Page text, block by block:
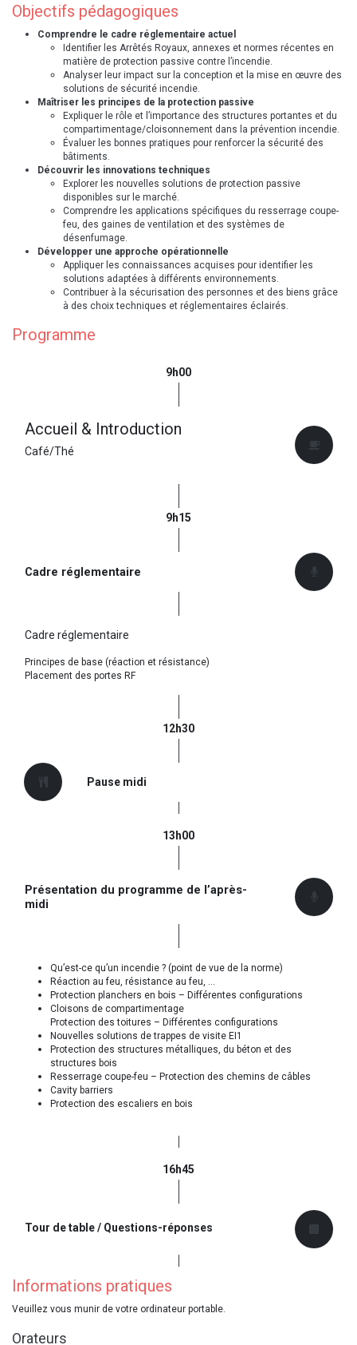
Objectifs pédagogiques
Comprendre le cadre réglementaire actuel
Identifier les Arrêtés Royaux, annexes et normes récentes en
matière de protection passive contre l’incendie.
Analyser leur impact sur la conception et la mise en œuvre des
solutions de sécurité incendie.
Maîtriser les principes de la protection passive
Expliquer le rôle et l’importance des structures portantes et du
compartimentage/cloisonnement dans la prévention incendie.
Évaluer les bonnes pratiques pour renforcer la sécurité des
bâtiments.
Découvrir les innovations techniques
Explorer les nouvelles solutions de protection passive
disponibles sur le marché.
Comprendre les applications spécifiques du resserrage coupe-
feu, des gaines de ventilation et des systèmes de
désenfumage.
Développer une approche opérationnelle
Appliquer les connaissances acquises pour identifier les
solutions adaptées à différents environnements.
Contribuer à la sécurisation des personnes et des biens grâce
à des choix techniques et réglementaires éclairés.
Programme
9h00
Accueil & Introduction
Café/Thé
9h15
Cadre réglementaire
Cadre réglementaire
Principes de base (réaction et résistance)
Placement des portes RF
12h30
Pause midi
13h00
Présentation du programme de l’après-
midi​
Qu’est-ce qu’un incendie ? (point de vue de la norme)
Réaction au feu, résistance au feu, ...
Protection planchers en bois – Différentes configurations
Cloisons de compartimentage
Protection des toitures – Différentes configurations
Nouvelles solutions de trappes de visite EI1
Protection des structures métalliques, du béton et des
structures bois
Resserrage coupe-feu – Protection des chemins de câbles
Cavity barriers
Protection des escaliers en bois
16h45
Tour de table / Questions-réponses
Informations pratiques
Veuillez vous munir de votre ordinateur portable.
Orateurs